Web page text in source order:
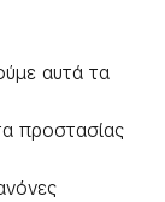
αυτά τα
προστασίας